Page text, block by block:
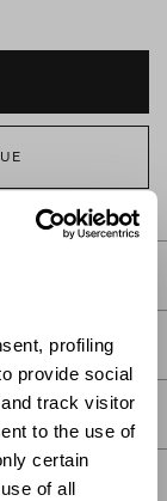
profiling
provide social
track visitor
to the use of
certain
of all